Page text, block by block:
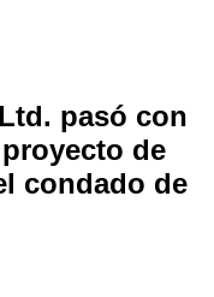
pasó con
de
condado de